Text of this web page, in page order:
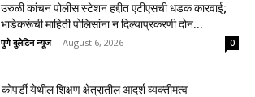
उरुळी कांचन पोलीस स्टेशन हद्दीत एटीएसची धडक कारवाई;
भाडेकरूंची माहिती पोलिसांना न दिल्याप्रकरणी दोन...
पुणे बुलेटिन न्यूज - August 6, 2026 0
कोपर्डी येथील शिक्षण क्षेत्रातील आदर्श व्यक्तीमत्व